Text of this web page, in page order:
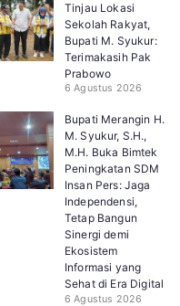
Tinjau Lokasi
Sekolah Rakyat,
Bupati M. Syukur:
Terimakasih Pak
Prabowo
6 Agustus 2026
Bupati Merangin H.
M. Syukur, S.H.,
M.H. Buka Bimtek
Peningkatan SDM
Insan Pers: Jaga
Independensi,
Tetap Bangun
Sinergi demi
Ekosistem
Informasi yang
Sehat di Era Digital
6 Agustus 2026